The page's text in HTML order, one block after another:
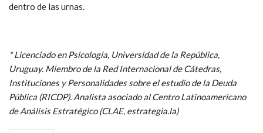
dentro de las urnas.
* Licenciado en Psicología, Universidad de la República,
Uruguay. Miembro de la Red Internacional de Cátedras,
Instituciones y Personalidades sobre el estudio de la Deuda
Pública (RICDP). Analista asociado al Centro Latinoamericano
de Análisis Estratégico (CLAE, estrategia.la)